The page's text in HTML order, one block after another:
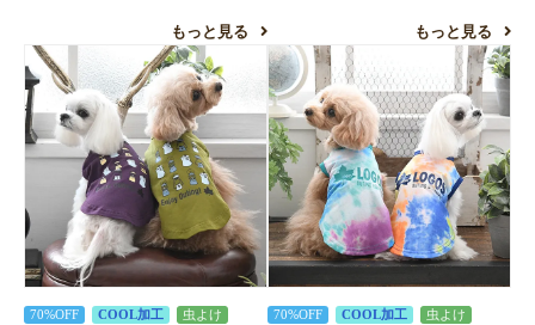
もっと見る もっと見る
70%OFF COOL加工 虫よけ 70%OFF COOL加工 虫よけ